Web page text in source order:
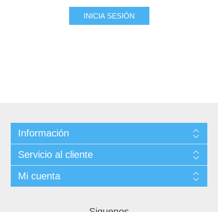
INICIA SESIÓN
Información
Servicio al cliente
Mi cuenta